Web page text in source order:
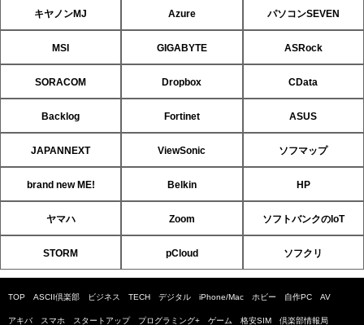
キヤノンMJ Azure パソコンSEVEN
MSI GIGABYTE ASRock
SORACOM Dropbox CData
Backlog Fortinet ASUS
JAPANNEXT ViewSonic ソフマップ
brand new ME! Belkin HP
ヤマハ Zoom ソフトバンクのIoT
STORM pCloud ソフクリ
TOP ASCII倶楽部 ビジネス TECH デジタル iPhone/Mac ホビー 自作PC AV
アキバ スマホ スタートアップ プログラミング+ ゲーム 格安SIM 倶楽部情報局